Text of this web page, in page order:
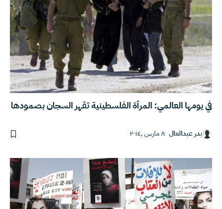
في يومها العالمي: المرأة الفلسطينية تقهر السجان بصمودها
بدر عبدالعال ٨ مارس ,٢٠١٤